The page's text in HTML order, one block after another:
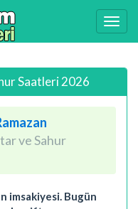
Saatleri 2026
ve Sahur
imsakiyesi. Bugün